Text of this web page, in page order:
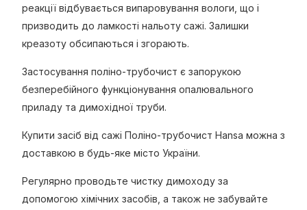
реакції відбувається випаровування вологи, що і
призводить до ламкості нальоту сажі. Залишки
креазоту обсипаються і згорають.
Застосування поліно-трубочист є запорукою
безперебійного функціонування опалювального
приладу та димохідної труби.
Купити засіб від сажі Поліно-трубочист Hansa можна з
доставкою в будь-яке місто України.
Регулярно проводьте чистку димоходу за
допомогою хімічних засобів, а також не забувайте